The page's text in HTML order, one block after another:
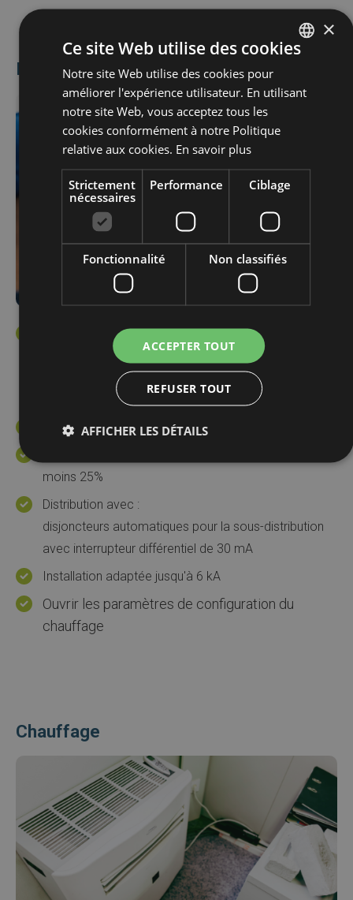
Installation électrique
Afbeelding
Le tableau de distribution est équipé de :
Un disjoncteur principal et/ou un interrupteur
différentiel Champs sortants nécessaires pour
l'éclairage, les prises ou d'autres alimentations
Alimentation selon VDE 0100, 400/220 V
moins 25%
Distribution avec :
disjoncteurs automatiques pour la sous-distribution
avec interrupteur différentiel de 30 mA
Installation adaptée jusqu'à 6 kA
Ouvrir les paramètres de configuration du
chauffage
Chauffage
FRENCH
×
Ce site Web utilise des cookies
Notre site Web utilise des cookies pour
améliorer l'expérience utilisateur. En utilisant
notre site Web, vous acceptez tous les
cookies conformément à notre Politique
relative aux cookies. En savoir plus
Strictement
nécessaires
Performance Ciblage
Fonctionnalité Non classifiés
ACCEPTER TOUT
REFUSER TOUT
AFFICHER LES DÉTAILS